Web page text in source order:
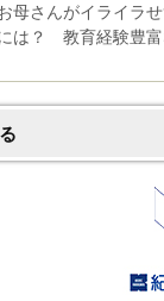
母さんがイライラ
は？ 教育経験豊富